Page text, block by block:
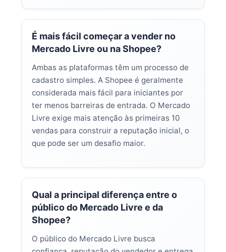
É mais fácil começar a vender no
Mercado Livre ou na Shopee?
Ambas as plataformas têm um processo de
cadastro simples. A Shopee é geralmente
considerada mais fácil para iniciantes por
ter menos barreiras de entrada. O Mercado
Livre exige mais atenção às primeiras 10
vendas para construir a reputação inicial, o
que pode ser um desafio maior.
Qual a principal diferença entre o
público do Mercado Livre e da
Shopee?
O público do Mercado Livre busca